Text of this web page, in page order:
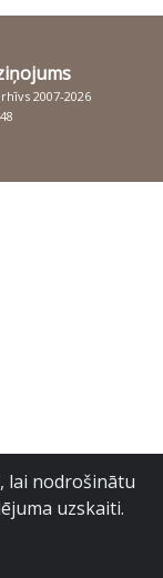
2007-2026
lai nodrošinātu
uzskaiti.